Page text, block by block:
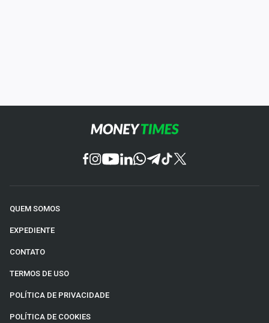
QUEM SOMOS
EXPEDIENTE
CONTATO
TERMOS DE USO
POLÍTICA DE PRIVACIDADE
POLÍTICA DE COOKIES